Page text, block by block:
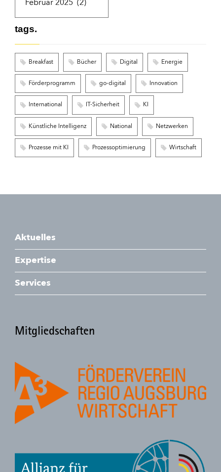
tags.
Breakfast Bücher Digital Energie
Förderprogramm go-digital Innovation
International IT-Sicherheit KI
Künstliche Intelligenz National Netzwerken
Prozesse mit KI Prozessoptimierung Wirtschaft
Aktuelles
Expertise
Services
Mitgliedschaften